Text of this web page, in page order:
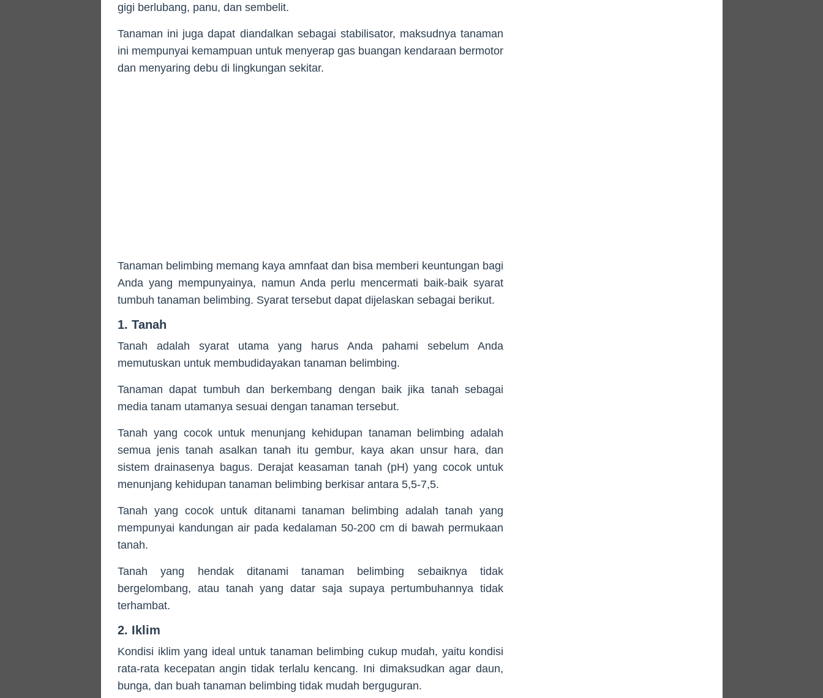
gigi berlubang, panu, dan sembelit.
Tanaman ini juga dapat diandalkan sebagai stabilisator, maksudnya tanaman
ini mempunyai kemampuan untuk menyerap gas buangan kendaraan bermotor
dan menyaring debu di lingkungan sekitar.
Tanaman belimbing memang kaya amnfaat dan bisa memberi keuntungan bagi
Anda yang mempunyainya, namun Anda perlu mencermati baik-baik syarat
tumbuh tanaman belimbing. Syarat tersebut dapat dijelaskan sebagai berikut.
1. Tanah
Tanah adalah syarat utama yang harus Anda pahami sebelum Anda
memutuskan untuk membudidayakan tanaman belimbing.
Tanaman dapat tumbuh dan berkembang dengan baik jika tanah sebagai
media tanam utamanya sesuai dengan tanaman tersebut.
Tanah yang cocok untuk menunjang kehidupan tanaman belimbing adalah
semua jenis tanah asalkan tanah itu gembur, kaya akan unsur hara, dan
sistem drainasenya bagus. Derajat keasaman tanah (pH) yang cocok untuk
menunjang kehidupan tanaman belimbing berkisar antara 5,5-7,5.
Tanah yang cocok untuk ditanami tanaman belimbing adalah tanah yang
mempunyai kandungan air pada kedalaman 50-200 cm di bawah permukaan
tanah.
Tanah yang hendak ditanami tanaman belimbing sebaiknya tidak
bergelombang, atau tanah yang datar saja supaya pertumbuhannya tidak
terhambat.
2. Iklim
Kondisi iklim yang ideal untuk tanaman belimbing cukup mudah, yaitu kondisi
rata-rata kecepatan angin tidak terlalu kencang. Ini dimaksudkan agar daun,
bunga, dan buah tanaman belimbing tidak mudah berguguran.